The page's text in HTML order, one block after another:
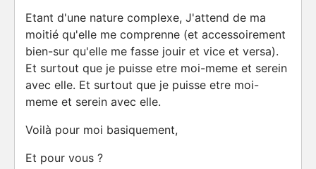
Etant d'une nature complexe, J'attend de ma
moitié qu'elle me comprenne (et accessoirement
bien-sur qu'elle me fasse jouir et vice et versa).
Et surtout que je puisse etre moi-meme et serein
avec elle. Et surtout que je puisse etre moi-
meme et serein avec elle.
Voilà pour moi basiquement,
Et pour vous ?